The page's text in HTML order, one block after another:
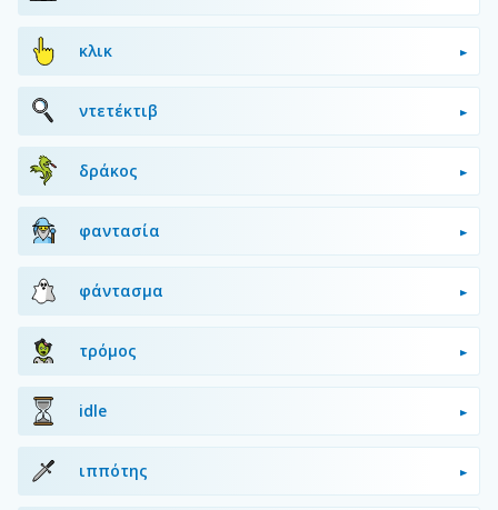
κλικ
ντετέκτιβ
δράκος
φαντασία
φάντασμα
τρόμος
idle
ιππότης